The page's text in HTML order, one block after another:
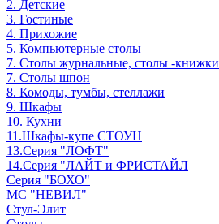
2. Детские
3. Гостиные
4. Прихожие
5. Компьютерные столы
7. Столы журнальные, столы -книжки
7. Столы шпон
8. Комоды, тумбы, стеллажи
9. Шкафы
10. Кухни
11.Шкафы-купе СТОУН
13.Серия "ЛОФТ"
14.Серия "ЛАЙТ и ФРИСТАЙЛ
Серия "БОХО"
МС "НЕВИЛ"
Стул-Элит